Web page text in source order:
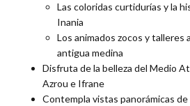
Las coloridas curtidurías y la
Inania
Los animados zocos y talleres
antigua medina
Disfruta de la belleza del Medio
Azrou e Ifrane
Contempla vistas panorámicas